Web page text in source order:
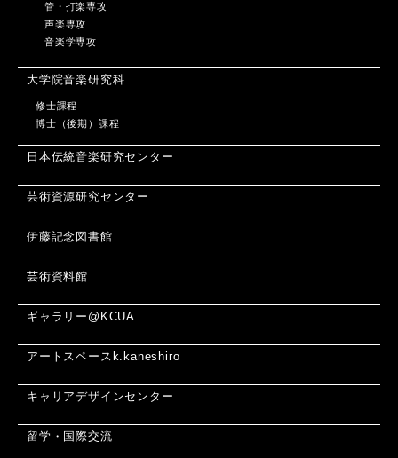
管・打楽専攻
声楽専攻
音楽学専攻
大学院音楽研究科
修士課程
博士（後期）課程
日本伝統音楽研究センター
芸術資源研究センター
伊藤記念図書館
芸術資料館
ギャラリー@KCUA
アートスペースk.kaneshiro
キャリアデザインセンター
留学・国際交流